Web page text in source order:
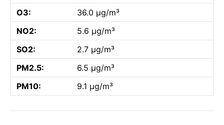
O3:
36.0 µg/m³
NO2:
5.6 µg/m³
SO2:
2.7 µg/m³
PM2.5:
6.5 µg/m³
PM10:
9.1 µg/m³